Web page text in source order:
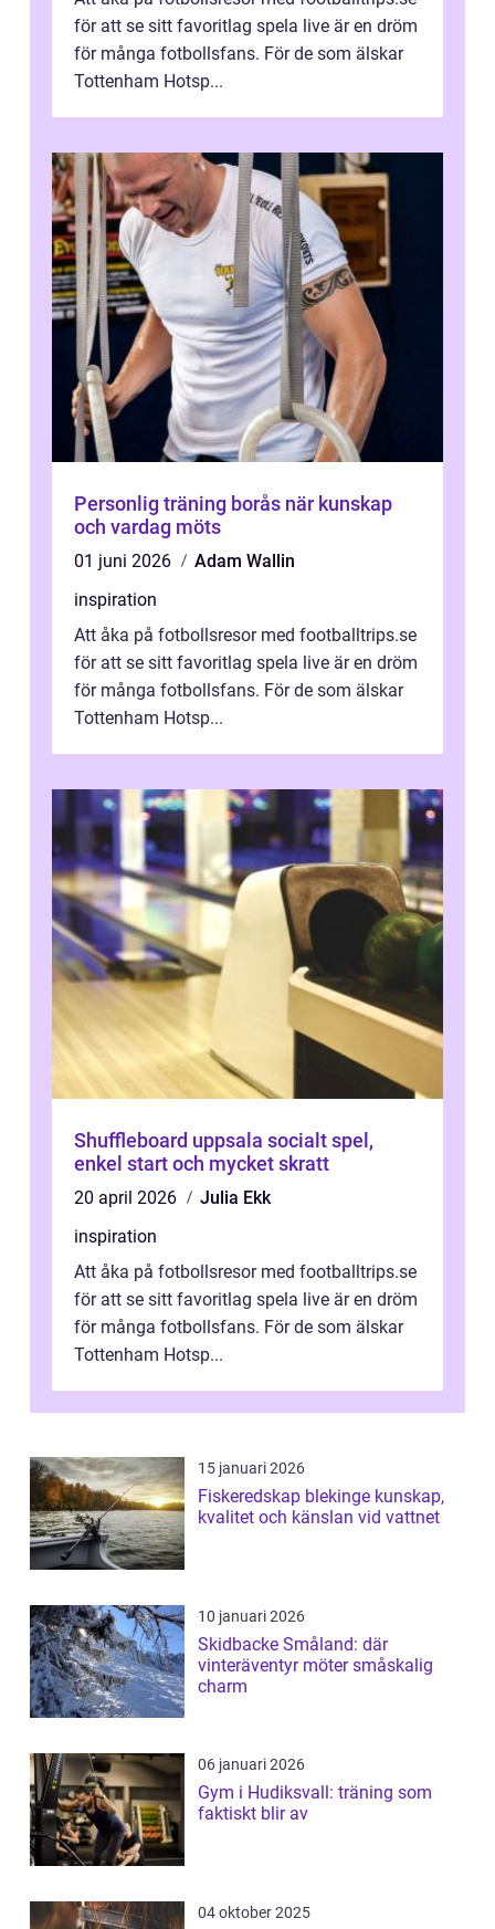
för att se sitt favoritlag spela live är en dröm
för många fotbollsfans. För de som älskar
Tottenham Hotsp...
Personlig träning borås när kunskap
och vardag möts
01 juni 2026
Adam Wallin
inspiration
Att åka på fotbollsresor med footballtrips.se
för att se sitt favoritlag spela live är en dröm
för många fotbollsfans. För de som älskar
Tottenham Hotsp...
Shuffleboard uppsala socialt spel,
enkel start och mycket skratt
20 april 2026
Julia Ekk
inspiration
Att åka på fotbollsresor med footballtrips.se
för att se sitt favoritlag spela live är en dröm
för många fotbollsfans. För de som älskar
Tottenham Hotsp...
15 januari 2026
Fiskeredskap blekinge kunskap,
kvalitet och känslan vid vattnet
10 januari 2026
Skidbacke Småland: där
vinteräventyr möter småskalig
charm
06 januari 2026
Gym i Hudiksvall: träning som
faktiskt blir av
04 oktober 2025